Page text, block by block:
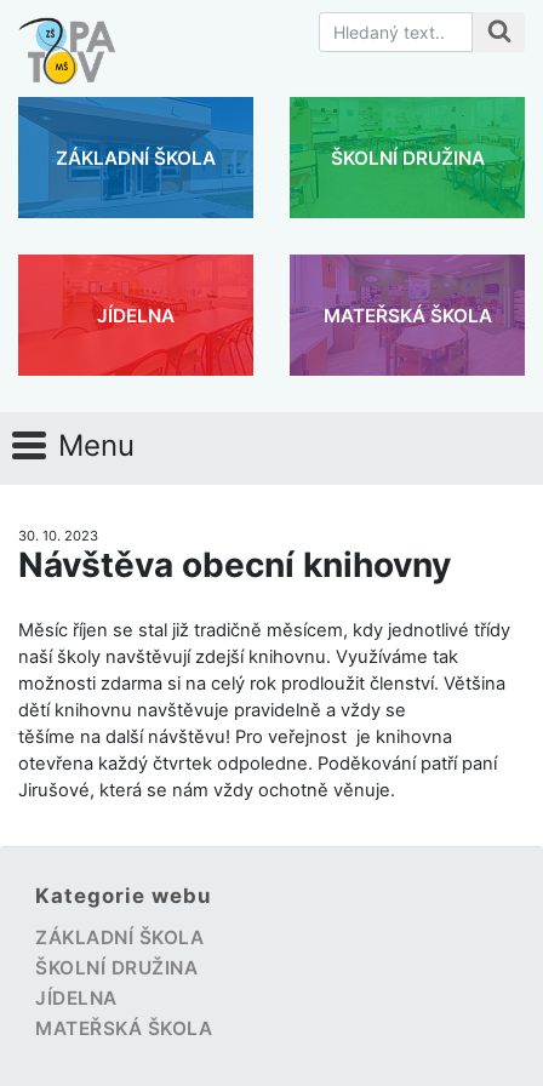
ZÁKLADNÍ ŠKOLA ŠKOLNÍ DRUŽINA
JÍDELNA MATEŘSKÁ ŠKOLA
Menu
30. 10. 2023
Návštěva obecní knihovny
Měsíc říjen se stal již tradičně měsícem, kdy jednotlivé třídy
naší školy navštěvují zdejší knihovnu. Využíváme tak
možnosti zdarma si na celý rok prodloužit členství. Většina
dětí knihovnu navštěvuje pravidelně a vždy se
těšíme na další návštěvu! Pro veřejnost je knihovna
otevřena každý čtvrtek odpoledne. Poděkování patří paní
Jirušové, která se nám vždy ochotně věnuje.
Kategorie webu
ZÁKLADNÍ ŠKOLA
ŠKOLNÍ DRUŽINA
JÍDELNA
MATEŘSKÁ ŠKOLA